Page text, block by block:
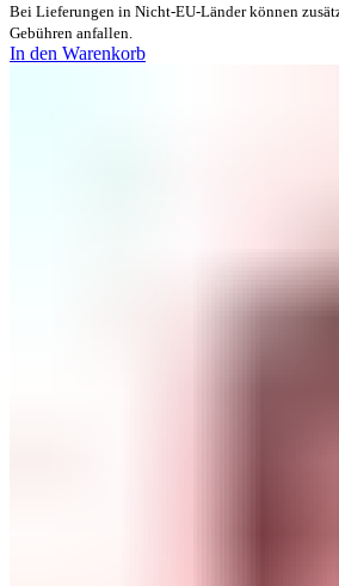
Bei Lieferungen in Nicht-EU-Länder können
Gebühren anfallen.
In den Warenkorb